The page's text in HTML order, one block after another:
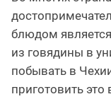
блюдом
из говядины в
побывать в
приготовить